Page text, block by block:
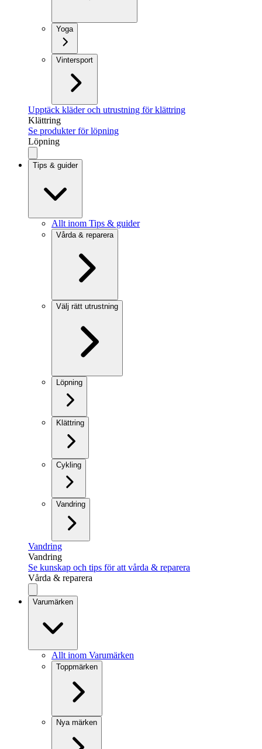
Yoga
Vintersport
Upptäck kläder och utrustning för klättring
Klättring
Se produkter för löpning
Löpning
Tips & guider
Allt inom Tips & guider
Vårda & reparera
Välj rätt utrustning
Löpning
Klättring
Cykling
Vandring
Vandring
Vandring
Se kunskap och tips för att vårda & reparera
Vårda & reparera
Varumärken
Allt inom Varumärken
Toppmärken
Nya märken